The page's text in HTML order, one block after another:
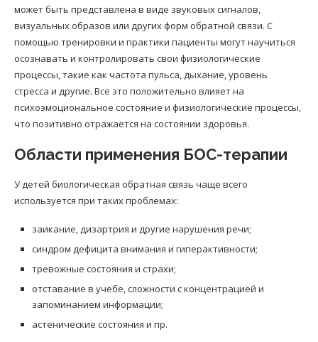
может быть представлена в виде звуковых сигналов,
визуальных образов или других форм обратной связи. С
помощью тренировки и практики пациенты могут научиться
осознавать и контролировать свои физиологические
процессы, такие как частота пульса, дыхание, уровень
стресса и другие. Все это положительно влияет на
психоэмоциональное состояние и физиологические процессы,
что позитивно отражается на состоянии здоровья.
Области применения БОС-терапии
У детей биологическая обратная связь чаще всего
используется при таких проблемах:
заикание, дизартрия и другие нарушения речи;
синдром дефицита внимания и гиперактивности;
тревожные состояния и страхи;
отставание в учебе, сложности с концентрацией и
запоминанием информации;
астенические состояния и пр.